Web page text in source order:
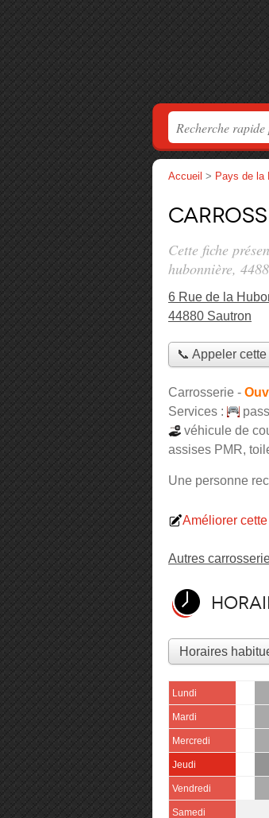
Accueil > Pays de la
Cette fiche
hubonnière,
6 Rue de la
44880 Sautron
📞 Appeler
Carrosserie -
Services :
véhicule de
assises PMR,
Une personne
Améliorer
Autres
Lundi
Mardi
Mercredi
Jeudi
Vendredi
Samedi